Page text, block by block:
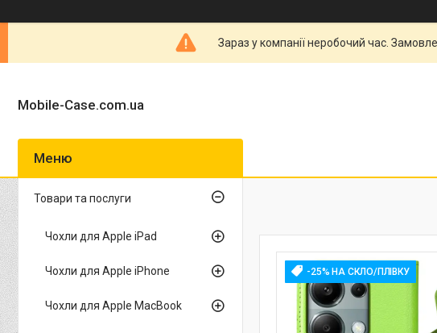
Зараз у компанії неробочий час.
Mobile-Case.com.ua
-25% НА СКЛО/ПЛІВКУ
Товари та послуги
Чохли для Apple iPad
Чохли для Apple iPhone
Чохли для Apple MacBook